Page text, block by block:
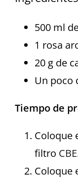
500 ml
1 rosa
20 g de
Un poco
Tiempo de
Coloque
filtro CBE
Coloque